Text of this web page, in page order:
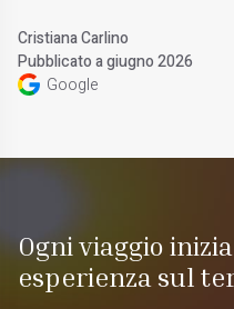
Cristiana Carlino
Pubblicato a giugno 2026
Google
Ogni viaggio
esperienza sul